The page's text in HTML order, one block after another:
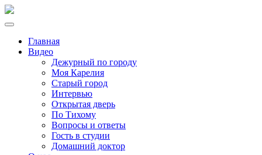
Главная
Видео
Дежурный по городу
Моя Карелия
Старый город
Интервью
Открытая дверь
По Тихому
Вопросы и ответы
Гость в студии
Домашний доктор